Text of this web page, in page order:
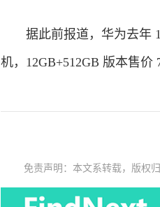
据此前报道，华为去年 10
机，12GB+512GB 版本售价
免责声明：本文系转载，版权